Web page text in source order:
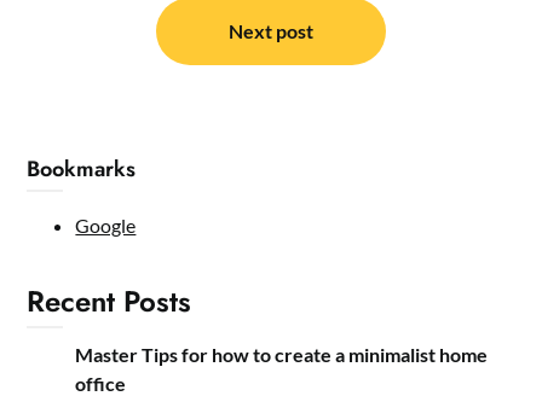
Next post
Bookmarks
Google
Recent Posts
Master Tips for how to create a minimalist home
office